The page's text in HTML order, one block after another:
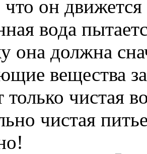
что он
вода
она должна
вещества
чистая
чистая